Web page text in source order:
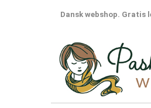
Dansk webshop. Gratis